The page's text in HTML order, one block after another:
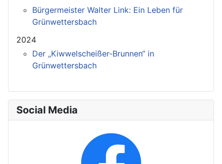
Bürgermeister Walter Link: Ein Leben für
Grünwettersbach
2024
Der „Kiwwelscheißer-Brunnen“ in
Grünwettersbach
Social Media